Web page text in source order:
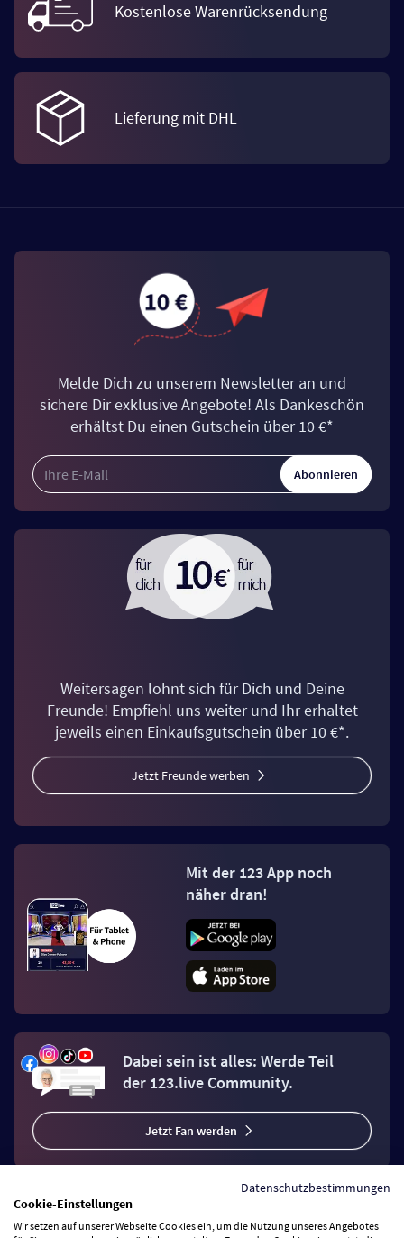
Kostenlose Warenrücksendung
Lieferung mit DHL
Melde Dich zu unserem Newsletter an und
sichere Dir exklusive Angebote! Als Dankeschön
erhältst Du einen Gutschein über 10 €*
Abonnieren
Weitersagen lohnt sich für Dich und Deine
Freunde! Empfiehl uns weiter und Ihr erhaltet
jeweils einen Einkaufsgutschein über 10 €*.
Jetzt Freunde werben
Mit der 123 App noch
näher dran!
Dabei sein ist alles: Werde Teil
der 123.live Community.
Jetzt Fan werden
Datenschutzbestimmungen
Cookie-Einstellungen
Wir setzen auf unserer Webseite Cookies ein, um die Nutzung unseres Angebotes